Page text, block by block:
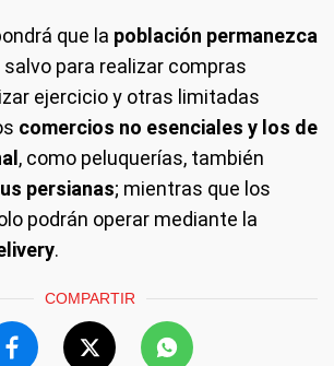
que la población permanezca
salvo para realizar compras
ejercicio y otras limitadas
comercios no esenciales y los de
, como peluquerías, también
persianas; mientras que los
podrán operar mediante la
.
COMPARTIR